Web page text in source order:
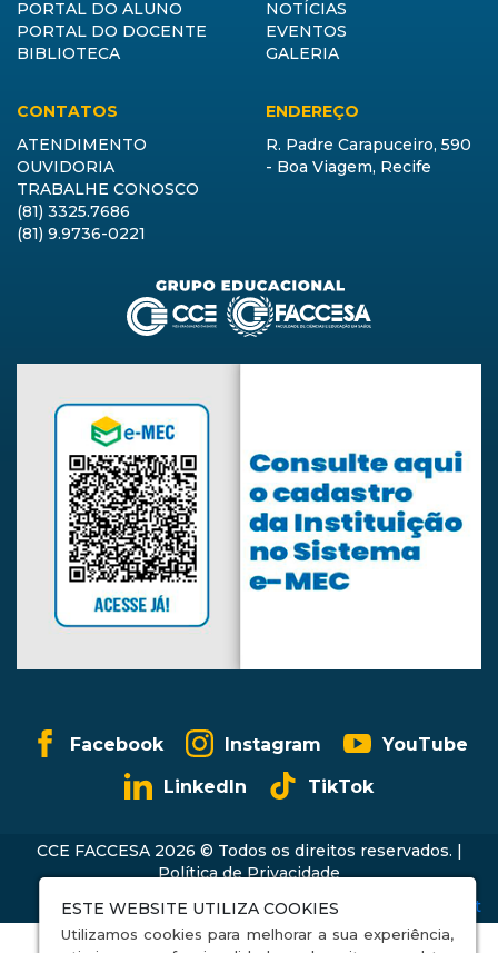
PORTAL DO ALUNO
PORTAL DO DOCENTE
BIBLIOTECA
NOTÍCIAS
EVENTOS
GALERIA
CONTATOS
ATENDIMENTO
OUVIDORIA
TRABALHE CONOSCO
(81) 3325.7686
(81) 9.9736-0221
ENDEREÇO
R. Padre Carapuceiro, 590
- Boa Viagem, Recife
Facebook Instagram
YouTube
LinkedIn
TikTok
CCE FACCESA 2026 © Todos os direitos reservados. |
Política de Privacidade
ESTE WEBSITE UTILIZA COOKIES
Utilizamos cookies para melhorar a sua experiência,